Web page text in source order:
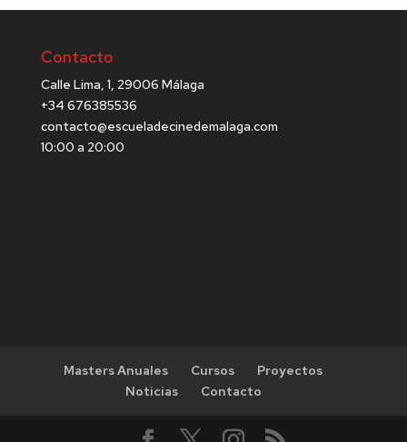
Contacto
Calle Lima, 1, 29006 Málaga
+34 676385536
contacto@escueladecinedemalaga.com
10:00 a 20:00
Masters Anuales Cursos
Proyectos
Noticias
Contacto